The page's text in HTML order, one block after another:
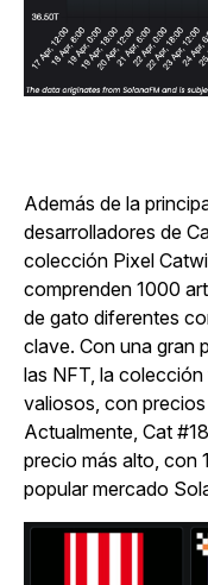
Además de la
desarrolladores de
colección Pixel
comprenden 1000
de gato diferentes
clave. Con una gran
las NFT, la
valiosos, con
Actualmente, Cat
precio más alto, con
popular mercado